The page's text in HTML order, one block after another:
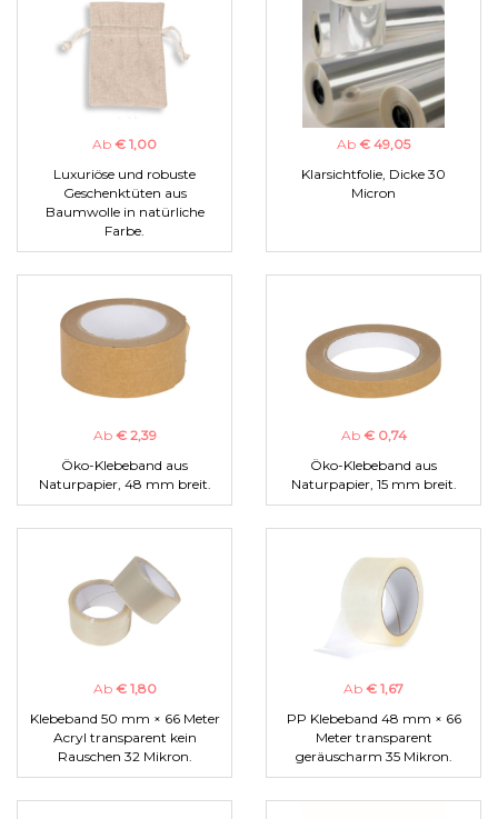
Ab € 1,00
Luxuriöse und robuste
Geschenktüten aus
Baumwolle in natürliche
Farbe.
Ab € 49,05
Klarsichtfolie, Dicke 30
Micron
Ab € 2,39
Öko-Klebeband aus
Naturpapier, 48 mm breit.
Ab € 0,74
Öko-Klebeband aus
Naturpapier, 15 mm breit.
Ab € 1,80
Klebeband 50 mm × 66 Meter
Acryl transparent kein
Rauschen 32 Mikron.
Ab € 1,67
PP Klebeband 48 mm × 66
Meter transparent
geräuscharm 35 Mikron.